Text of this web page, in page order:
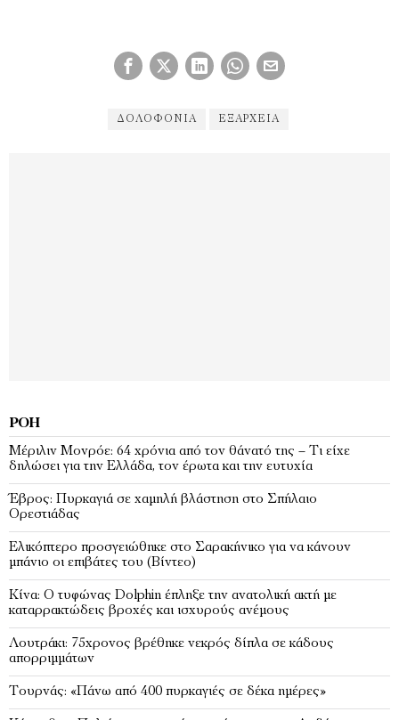
ΔΟΛΟΦΟΝΊΑ ΕΞΆΡΧΕΙΑ
ΡΟΉ
Μέριλιν Μονρόε: 64 χρόνια από τον θάνατό της – Τι είχε
δηλώσει για την Ελλάδα, τον έρωτα και την ευτυχία
Έβρος: Πυρκαγιά σε χαμηλή βλάστηση στο Σπήλαιο
Ορεστιάδας
Ελικόπτερο προσγειώθηκε στο Σαρακήνικο για να κάνουν
μπάνιο οι επιβάτες του (Bίντεο)
Κίνα: Ο τυφώνας Dolphin έπληξε την ανατολική ακτή με
καταρρακτώδεις βροχές και ισχυρούς ανέμους
Λουτράκι: 75χρονος βρέθηκε νεκρός δίπλα σε κάδους
απορριμμάτων
Τουρνάς: «Πάνω από 400 πυρκαγιές σε δέκα ημέρες»